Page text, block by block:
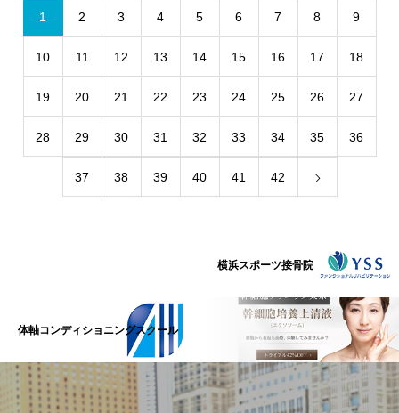
1 2 3 4 5 6 7 8 9
10 11 12 13 14 15 16 17 18
19 20 21 22 23 24 25 26 27
28 29 30 31 32 33 34 35 36
37 38 39 40 41 42
横浜スポーツ接骨院
体軸コンディショニングスクール